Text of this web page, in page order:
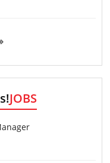
JOBS